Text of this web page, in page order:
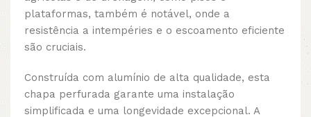
plataformas, também é notável, onde a
resistência a intempéries e o escoamento eficiente
são cruciais.
Construída com alumínio de alta qualidade, esta
chapa perfurada garante uma instalação
simplificada e uma longevidade excepcional. A